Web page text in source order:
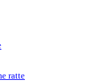
ratte